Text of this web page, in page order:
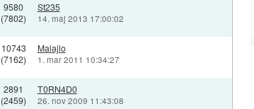
9580
(7802)
St235
14. maj 2013 17:00:02
10743
(7162)
Malajlo
1. mar 2011 10:34:27
2891
(2459)
T0RN4D0
26. nov 2009 11:43:08